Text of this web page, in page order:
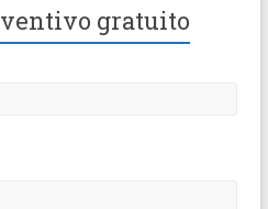
gratuito